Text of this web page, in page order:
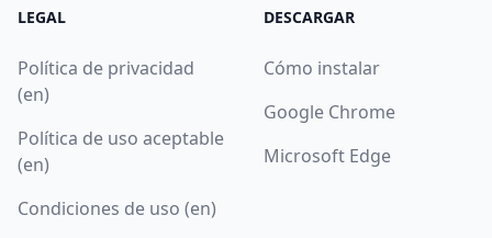
LEGAL
Política de privacidad
(en)
Política de uso aceptable
(en)
Condiciones de uso (en)
DESCARGAR
Cómo instalar
Google Chrome
Microsoft Edge